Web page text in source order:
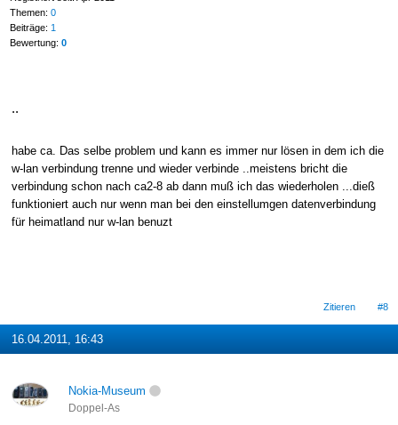
Themen: 0
Beiträge: 1
Bewertung: 0
..
habe ca. Das selbe problem und kann es immer nur lösen in dem ich die
w-lan verbindung trenne und wieder verbinde ..meistens bricht die
verbindung schon nach ca2-8 ab dann muß ich das wiederholen ...dieß
funktioniert auch nur wenn man bei den einstellumgen datenverbindung
für heimatland nur w-lan benuzt
Zitieren #8
16.04.2011, 16:43
Nokia-Museum
Doppel-As